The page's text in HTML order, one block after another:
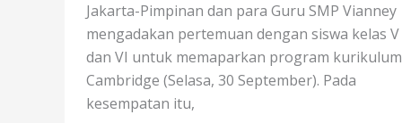
Jakarta-Pimpinan dan para Guru SMP Vianney
mengadakan pertemuan dengan siswa kelas V
dan VI untuk memaparkan program kurikulum
Cambridge (Selasa, 30 September). Pada
kesempatan itu,